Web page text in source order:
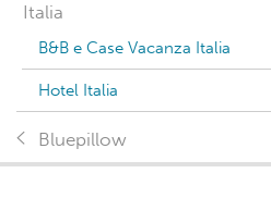
Italia
B&B e Case Vacanza Italia
Hotel Italia
Bluepillow